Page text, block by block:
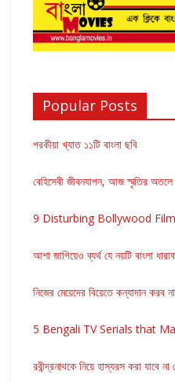
Popular Posts
পরকীয়া খ্যাত ১১টি বাংলা ছবি
বেহিসেবী জীবনযাপন, আজ স্মৃতির
9 Disturbing Bollywood
আশা জাগিয়েও ব্যর্থ যে নয়টি বাংলা
নিজের মেয়েদের বিয়েতে কন্যাদান করব
5 Bengali TV Serials that
রবীন্দ্রনাথকে নিয়ে হাস্যরস করা যাবে